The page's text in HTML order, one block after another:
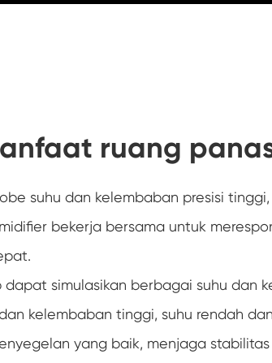
Ruang uji
Ruang
Ruang uji
dan suhu
ruang
suhu dan kelembaban presisi
bekerja bersama untuk
dapat simulasikan berbagai suhu dan
kelembaban tinggi, suhu rendah
yang baik, menjaga